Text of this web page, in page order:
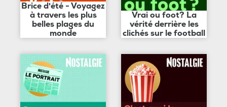
Brice d'été - Voyagez
à travers les plus
belles plages du
monde
Vrai ou foot? La
vérité derrière les
clichés sur le football